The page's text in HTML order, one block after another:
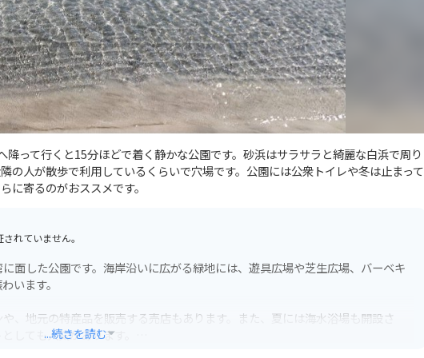
って行くと15分ほどで着く静かな公園です。砂浜はサラサラと綺麗な白浜で周り
の人が散歩で利用しているくらいで穴場です。公園には公衆トイレや冬は止まって
に寄るのがおススメです。
れていません。
面した公園です。海岸沿いに広がる緑地には、遊具広場や芝生広場、バーベキ
います。
、地元の特産品を販売する売店もあります。また、夏には海水浴場も開設さ
しても人気があります。
...続きを読む